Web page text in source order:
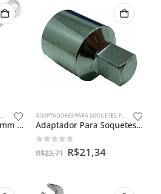
Chave Combinada 19mm Mayle
ADAPTADORES PARA SOQUETES, FERRAMENTAS MANUAIS
Adaptador Para Soquetes Entra 1/2 Sai 3/8 Macho Em Aço Cr-v
out of 5
R$23,71 R$21,34